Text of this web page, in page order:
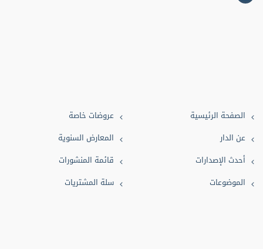
شعر (2)
ثقافة (2)
بيئة (1)
دعاء (1)
عروضات خاصة
المعارض السنوية
قائمة المنشورات
سلة المشتريات
الصفحة الرئيسية
عن الدار
أحدث الإصدارات
الموضوعات